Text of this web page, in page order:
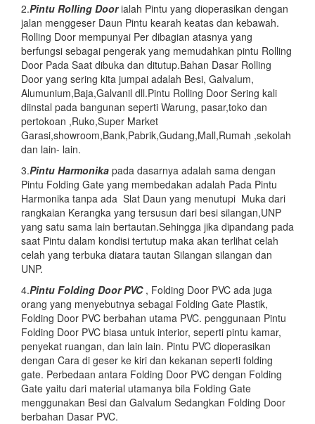
2.Pintu Rolling Doorialah Pintu yang dioperasikan dengan
jalan menggeser Daun Pintu kearah keatas dan kebawah.
Rolling Door mempunyai Per dibagian atasnya yang
berfungsi sebagai pengerak yang memudahkan pintu Rolling
Door Pada Saat dibuka dan ditutup.Bahan Dasar Rolling
Door yang sering kita jumpai adalah Besi, Galvalum,
Alumunium,Baja,Galvanil dll.Pintu Rolling Door Sering kali
diinstal pada bangunan seperti Warung, pasar,toko dan
pertokoan ,Ruko,Super Market
Garasi,showroom,Bank,Pabrik,Gudang,Mall,Rumah ,sekolah
dan lain- lain.
3.Pintu Harmonika pada dasarnya adalah sama dengan
Pintu Folding Gate yang membedakan adalah Pada Pintu
Harmonika tanpa ada Slat Daun yang menutupi Muka dari
rangkaian Kerangka yang tersusun dari besi silangan,UNP
yang satu sama lain bertautan.Sehingga jika dipandang pada
saat Pintu dalam kondisi tertutup maka akan terlihat celah
celah yang terbuka diatara tautan Silangan silangan dan
UNP.
4.Pintu Folding Door PVC, Folding Door PVC ada juga
orang yang menyebutnya sebagai Folding Gate Plastik,
Folding Door PVC berbahan utama PVC. penggunaan Pintu
Folding Door PVC biasa untuk interior, seperti pintu kamar,
penyekat ruangan, dan lain lain. Pintu PVC dioperasikan
dengan Cara di geser ke kiri dan kekanan seperti folding
gate. Perbedaan antara Folding Door PVC dengan Folding
Gate yaitu dari material utamanya bila Folding Gate
menggunakan Besi dan Galvalum Sedangkan Folding Door
berbahan Dasar PVC.